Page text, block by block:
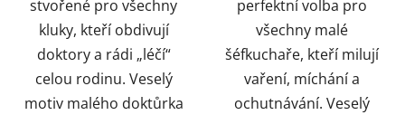
stvořené pro všechny
kluky, kteří obdivují
doktory a rádi „léčí“
celou rodinu. Veselý
motiv malého doktůrka
perfektní volba pro
všechny malé
šéfkuchaře, kteří milují
vaření, míchání a
ochutnávání. Veselý